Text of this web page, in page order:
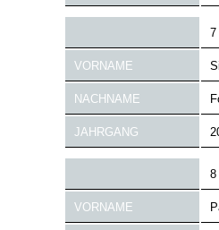
VORNAME
NACHNAME
JAHRGANG
7
VORNAME
8